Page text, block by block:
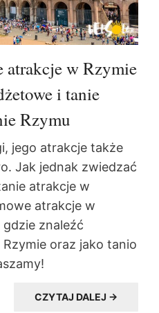
atrakcje w Rzymie
i tanie
Rzymu
jego atrakcje także
Jak jednak zwiedzać
atrakcje w
atrakcje w
znaleźć
oraz jako tanio
CZYTAJ DALEJ →